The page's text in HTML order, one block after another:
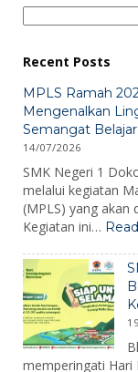
Recent Posts
MPLS Ramah
Mengenalkan
Semangat Belajar
14/07/2026
SMK Negeri 1
melalui kegiatan
(MPLS) yang akan
Kegiatan ini…
memperingati Hari